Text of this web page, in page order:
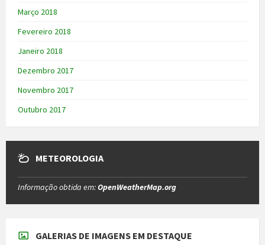
Março 2018
Fevereiro 2018
Janeiro 2018
Dezembro 2017
Novembro 2017
Outubro 2017
METEOROLOGIA
Informação obtida em:OpenWeatherMap.org
GALERIAS DE IMAGENS EM DESTAQUE